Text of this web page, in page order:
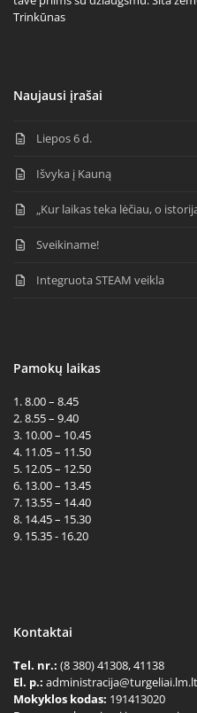
Trinkūnas
Naujausi įrašai
Liepos 6 d.
Išvyka į Kauną
„Kur laikas teka lėčiau, o
Sveikiname!
Integruota STEAM veikla
Pamokų laikas
1. 8.00 – 8.45
2. 8.55 – 9.40
3. 10.00 – 10.45
4. 11.05 – 11.50
5. 12.05 – 12.50
6. 13.00 – 13.45
7. 13.55 – 14.40
8. 14.45 – 15.30
9. 15.35 - 16.20
Kontaktai
Tel. nr.: (8 380) 41308, 41138
El. p.: administracija@turgeliai.lm.lt
Mokyklos kodas: 191413020